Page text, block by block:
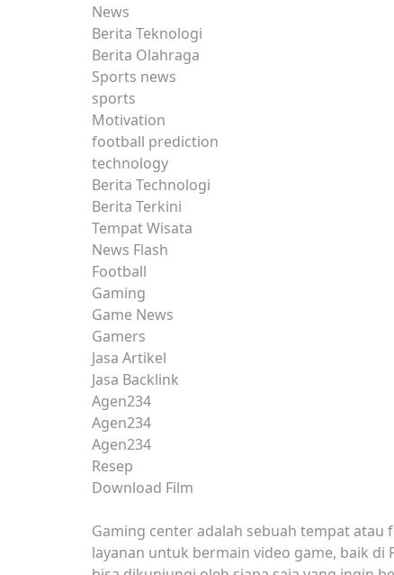
News
Berita Teknologi
Berita Olahraga
Sports news
sports
Motivation
football prediction
technology
Berita Technologi
Berita Terkini
Tempat Wisata
News Flash
Football
Gaming
Game News
Gamers
Jasa Artikel
Jasa Backlink
Agen234
Agen234
Agen234
Resep
Download Film
Gaming center adalah sebuah tempat
layanan untuk bermain video game, baik di